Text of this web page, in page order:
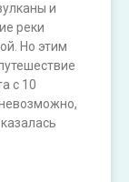
и
реки
Но этим
с 10